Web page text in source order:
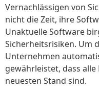
Vernachlässigen von
nicht die Zeit, ihre
Unaktuelle Software
Sicherheitsrisiken. Um
Unternehmen
gewährleistet, dass
neuesten Stand sind.